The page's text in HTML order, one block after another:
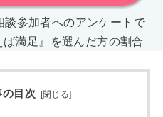
参加者へのアンケートで
ば満足』を選んだ方の割合
の目次 [閉じる]